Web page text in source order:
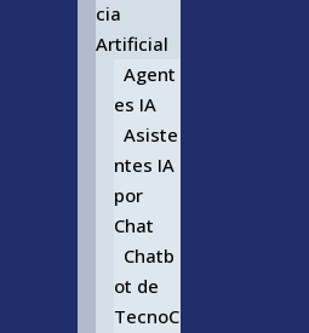
cia
Artificial
Agent
es IA
Asiste
ntes IA
por
Chat
Chatb
ot de
TecnoC